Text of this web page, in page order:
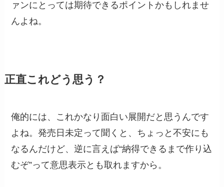
ァンにとっては期待できるポイントかもしれませ
んよね。
正直これどう思う？
俺的には、これかなり面白い展開だと思うんです
よね。発売日未定って聞くと、ちょっと不安にも
なるんだけど、逆に言えば“納得できるまで作り込
むぞ”って意思表示とも取れますから。